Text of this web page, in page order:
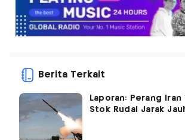
Berita Terkait
Laporan: Perang Iran
Stok Rudal Jarak